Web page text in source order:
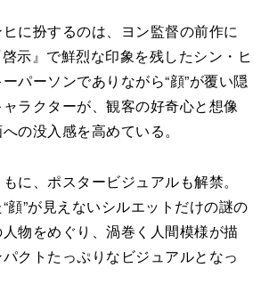
に扮するのは、ヨン監督の前作に
示』で鮮烈な印象を残したシン・ヒ
パーソンでありながら“顔”が覆い隠
ラクターが、観客の好奇心と想像
の没入感を高めている。
に、ポスタービジュアルも解禁。
顔”が見えないシルエットだけの謎の
物をめぐり、渦巻く人間模様が描
クトたっぷりなビジュアルとなっ